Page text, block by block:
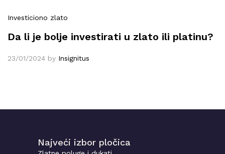
Investiciono zlato
Da li je bolje investirati u zlato ili platinu?
23/01/2024 by Insignitus
Najveći izbor pločica